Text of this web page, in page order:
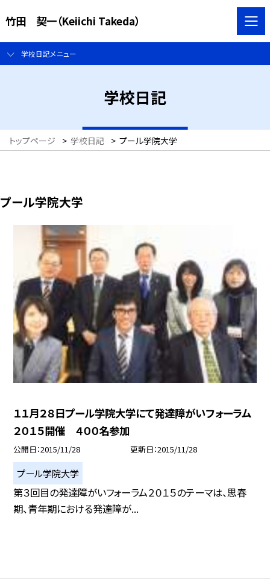
竹田 契一（Keiichi Takeda）
学校日記メニュー
学校日記
トップページ > 学校日記 > プール学院大学
プール学院大学
１１月２８日プール学院大学にて発達障がいフォーラム
２０１５開催 ４００名参加
公開日 2015/11/28 更新日 2015/11/28
プール学院大学
第３回目の発達障がいフォーラム２０１５のテーマは、思春
期、青年期における発達障が...